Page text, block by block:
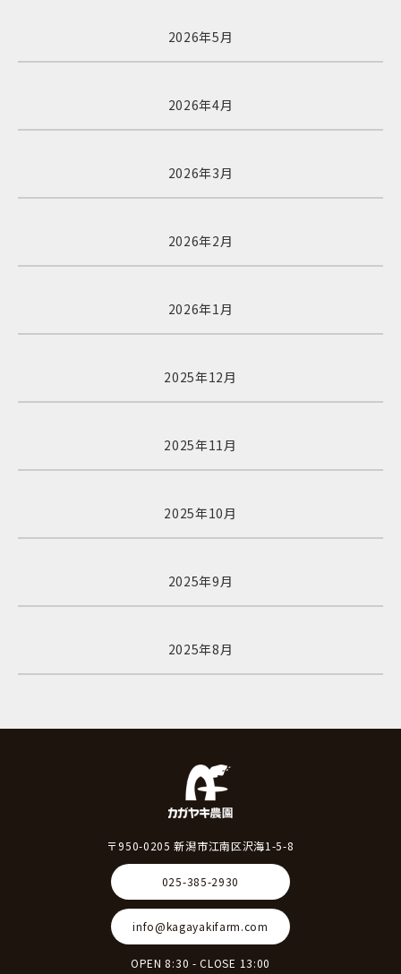
2026年5月
2026年4月
2026年3月
2026年2月
2026年1月
2025年12月
2025年11月
2025年10月
2025年9月
2025年8月
〒950-0205 新潟市江南区沢海1-5-8
025-385-2930
info@kagayakifarm.com
OPEN 8:30 - CLOSE 13:00